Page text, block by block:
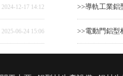
2024-12-17 14:12
2025-06-24 15:06
>>導軌工業鋁
>>電動門鋁型